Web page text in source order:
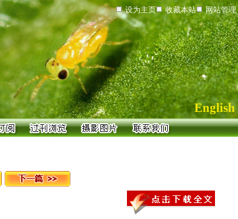
设为主页 收藏本站 网站管理
English